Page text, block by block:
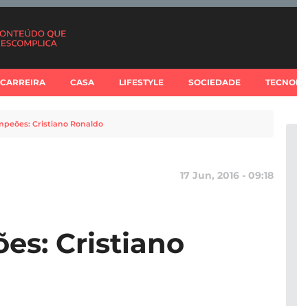
CARREIRA CASA LIFESTYLE SOCIEDADE
Cristiano Ronaldo
17 Jun, 2016 - 09:18
Cristiano